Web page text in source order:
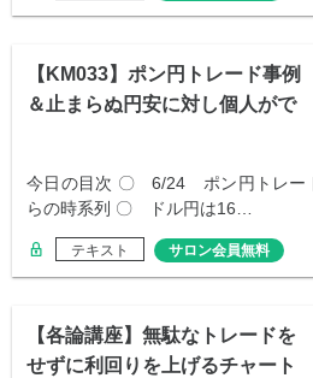
【KM033】ポン円トレード事例
＆止まらぬ円安に対し個人がで
今日の目次 〇 6/24 ポン円トレー
らの時系列 〇 ドル円は16…
テキスト サロン会員無料
【各論講座】無駄なトレードを
せずに利回りを上げるチャート